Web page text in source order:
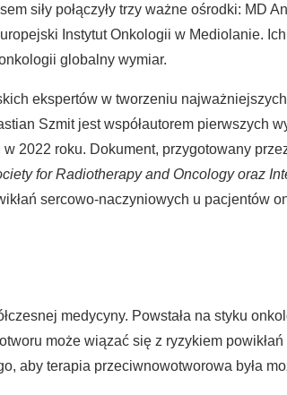
siły połączyły trzy ważne ośrodki: MD
Instytut Onkologii w Mediolanie. Ich
globalny wymiar.
ekspertów w tworzeniu
Szmit jest współautorem pierwszych
2022 roku. Dokument, przygotowany
for Radiotherapy and Oncology oraz
sercowo-naczyniowych u pacjentów
medycyny. Powstała na styku
może wiązać się z ryzykiem
aby terapia przeciwnowotworowa była